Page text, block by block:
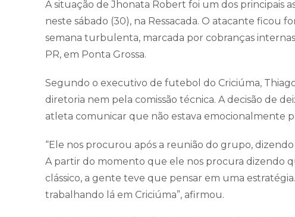
A situação de Jhonata Robert foi um dos principais
neste sábado (30), na Ressacada. O atacante ficou
semana turbulenta, marcada por cobranças
PR, em Ponta Grossa.
Segundo o executivo de futebol do Criciúma,
diretoria nem pela comissão técnica. A decisão de
atleta comunicar que não estava emocionalmente
“Ele nos procurou após a reunião do grupo,
A partir do momento que ele nos procura dizendo
clássico, a gente teve que pensar em uma
trabalhando lá em Criciúma”, afirmou.